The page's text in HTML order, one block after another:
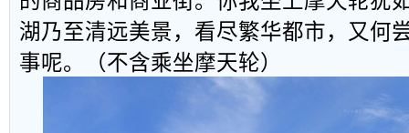
湖乃至清远美景，看尽繁华都市，又何
事呢。（不含乘坐摩天轮）